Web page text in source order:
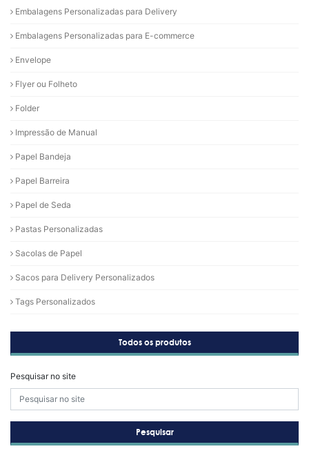
Embalagens Personalizadas para Delivery
Embalagens Personalizadas para E-commerce
Envelope
Flyer ou Folheto
Folder
Impressão de Manual
Papel Bandeja
Papel Barreira
Papel de Seda
Pastas Personalizadas
Sacolas de Papel
Sacos para Delivery Personalizados
Tags Personalizados
Todos os produtos
Pesquisar no site
Pesquisar